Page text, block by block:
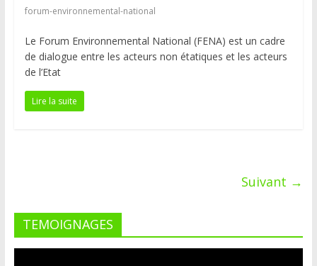
forum-environnemental-national
Le Forum Environnemental National (FENA) est un cadre
de dialogue entre les acteurs non étatiques et les acteurs
de l’Etat
Lire la suite
Suivant →
TEMOIGNAGES